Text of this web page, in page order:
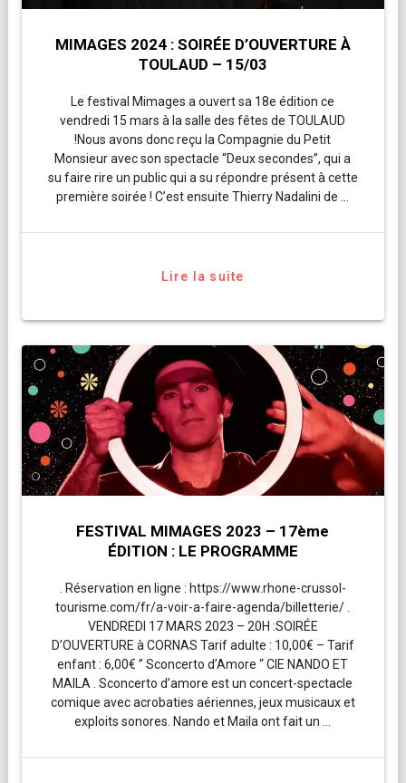
MIMAGES 2024 : SOIRÉE D’OUVERTURE À
TOULAUD – 15/03
Le festival Mimages a ouvert sa 18e édition ce
vendredi 15 mars à la salle des fêtes de TOULAUD
!Nous avons donc reçu la Compagnie du Petit
Monsieur avec son spectacle “Deux secondes”, qui a
su faire rire un public qui a su répondre présent à cette
première soirée ! C’est ensuite Thierry Nadalini de …
Lire la suite
FESTIVAL MIMAGES 2023 – 17ème
ÉDITION : LE PROGRAMME
. Réservation en ligne : https://www.rhone-crussol-
tourisme.com/fr/a-voir-a-faire-agenda/billetterie/ .
VENDREDI 17 MARS 2023 – 20H :SOIRÉE
D’OUVERTURE à CORNAS Tarif adulte : 10,00€ – Tarif
enfant : 6,00€ ” Sconcerto d’Amore “ CIE NANDO ET
MAILA . Sconcerto d’amore est un concert-spectacle
comique avec acrobaties aériennes, jeux musicaux et
exploits sonores. Nando et Maila ont fait un …